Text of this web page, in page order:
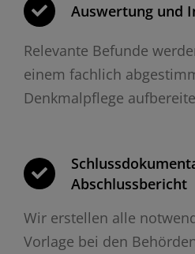
Auswertung und
Relevante Befunde
einem fachlich
Denkmalpflege
Abschlussbericht
Wir erstellen alle
Vorlage bei den